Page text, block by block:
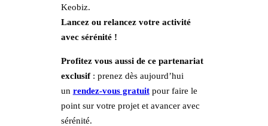
Keobiz.
Lancez ou relancez votre activité
avec sérénité !
Profitez vous aussi de ce partenariat
exclusif: prenez dès aujourd’hui
un rendez-vous gratuitpour faire le
point sur votre projet et avancer avec
sérénité.